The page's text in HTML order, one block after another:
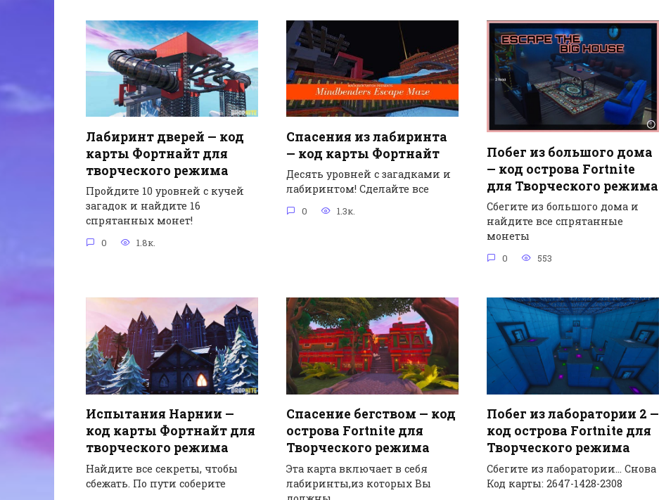
Лабиринт дверей — код
карты Фортнайт для
творческого режима
Пройдите 10 уровней с кучей
загадок и найдите 16
спрятанных монет!
0 1.8к.
Спасения из лабиринта
— код карты Фортнайт
Десять уровней с загадками и
лабиринтом! Сделайте все
0 1.3к.
Побег из большого дома
— код острова Fortnite
для Творческого режима
Сбегите из большого дома и
найдите все спрятанные
монеты
0 553
Испытания Нарнии —
код карты Фортнайт для
творческого режима
Найдите все секреты, чтобы
сбежать. По пути соберите
Спасение бегством — код
острова Fortnite для
Творческого режима
Эта карта включает в себя
лабиринты,из которых Вы
Побег из лаборатории 2 —
код острова Fortnite для
Творческого режима
Сбегите из лаборатории… Снова
Код карты: 2647-1428-2308